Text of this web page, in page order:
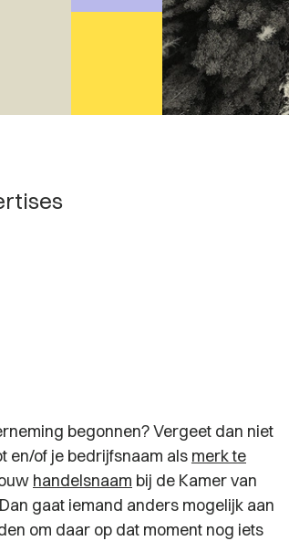
begonnen? Vergeet dan niet
en/of je bedrijfsnaam als merk te
handelsnaam bij de Kamer van
gaat iemand anders mogelijk aan
om daar op dat moment nog iets